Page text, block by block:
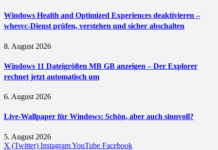
Windows Health and Optimized Experiences deaktivieren –
whesvc-Dienst prüfen, verstehen und sicher abschalten
8. August 2026
Windows 11 Dateigrößen MB GB anzeigen – Der Explorer
rechnet jetzt automatisch um
6. August 2026
Live-Wallpaper für Windows: Schön, aber auch sinnvoll?
5. August 2026
X (Twitter) InstagramYouTube Facebook